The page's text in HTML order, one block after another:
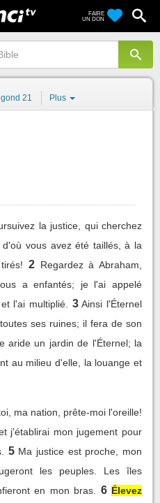
FAIRE
UN DON
21 Plus
la justice, qui cherchez
vous avez été taillés, à la
2 Regardez à Abraham,
a enfantés; je l'ai appelé
l'ai multiplié.
3 Ainsi l'Éternel
ses ruines; il fera de son
aride un jardin de l'Éternel; la
au milieu d'elle, la louange et
ma nation, prête-moi l'oreille!
j'établirai mon jugement pour
5 Ma justice est proche, mon
les peuples. Les îles
en mon bras.
6 Élevez